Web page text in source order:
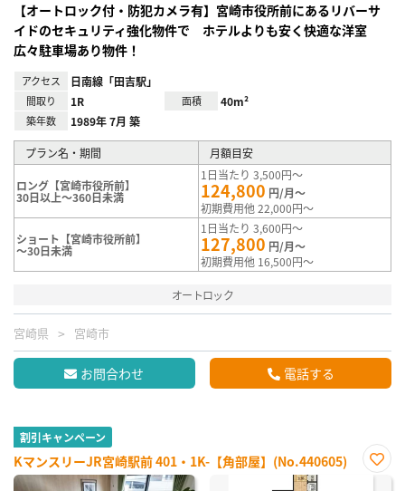
【オートロック付・防犯カメラ有】宮崎市役所前にあるリバーサ
イドのセキュリティ強化物件で ホテルよりも安く快適な洋室
広々駐車場あり物件！
アクセス 日南線「田吉駅」
間取り 1R 面積 40m²
築年数 1989年 7月 築
プラン名・期間 月額目安
ロング【宮崎市役所前】
30日以上～360日未満
1日当たり 3,500円～
124,800 円/月～
初期費用他 22,000円～
ショート【宮崎市役所前】
～30日未満
1日当たり 3,600円～
127,800 円/月～
初期費用他 16,500円～
オートロック
宮崎県 宮崎市
お問合わせ 電話する
割引キャンペーン
KマンスリーJR宮崎駅前 401・1K-【角部屋】(No.440605)
お気